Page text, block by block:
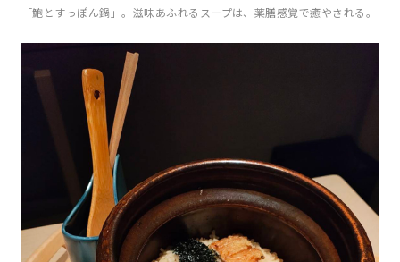
「鮑とすっぽん鍋」。滋味あふれるスープは、薬膳感覚で癒やされる。